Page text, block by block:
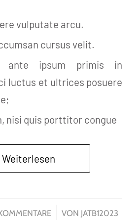
vulputate arcu.
cursus velit.
ante ipsum primis in
luctus et ultrices posuere
nisi quis porttitor congue
Weiterlesen
/ VON JATB12023